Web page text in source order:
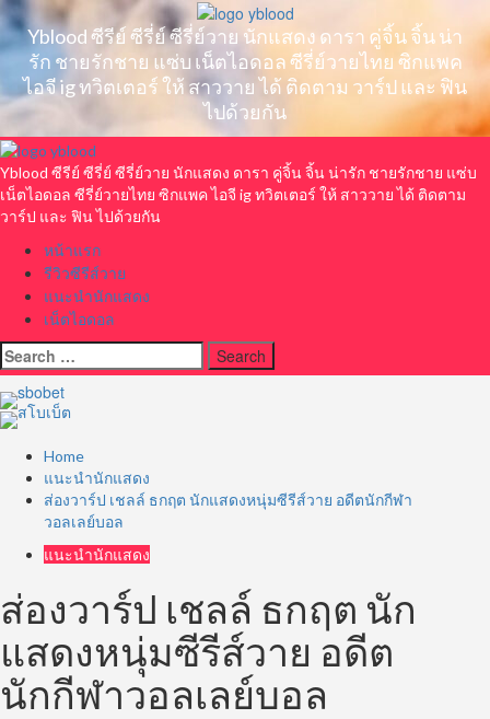
Skip
to
content
Yblood ซีรีย์ ซีรี่ย์ ซีรี่ย์วาย นักแสดง ดารา คู่จิ้น จิ้น น่า
รัก ชายรักชาย แซ่บ เน็ตไอดอล ซีรี่ย์วายไทย ซิกแพค
ไอจี ig ทวิตเตอร์ ให้ สาววาย ได้ ติดตาม วาร์ป และ ฟิน
ไปด้วยกัน
Primary
Menu
Yblood ซีรีย์ ซีรี่ย์ ซีรี่ย์วาย นักแสดง ดารา คู่จิ้น จิ้น น่ารัก ชายรักชาย แซ่บ
เน็ตไอดอล ซีรี่ย์วายไทย ซิกแพค ไอจี ig ทวิตเตอร์ ให้ สาววาย ได้ ติดตาม
วาร์ป และ ฟิน ไปด้วยกัน
หน้าแรก
รีวิวซีรีส์วาย
แนะนำนักแสดง
เน็ตไอดอล
Search
for:
Home
แนะนำนักแสดง
ส่องวาร์ป เชลล์ ธกฤต นักแสดงหนุ่มซีรีส์วาย อดีตนักกีฬา
วอลเลย์บอล
แนะนำนักแสดง
ส่องวาร์ป เชลล์ ธกฤต นัก
แสดงหนุ่มซีรีส์วาย อดีต
นักกีฬาวอลเลย์บอล